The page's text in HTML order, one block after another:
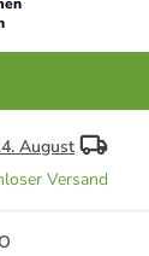
August
Versand